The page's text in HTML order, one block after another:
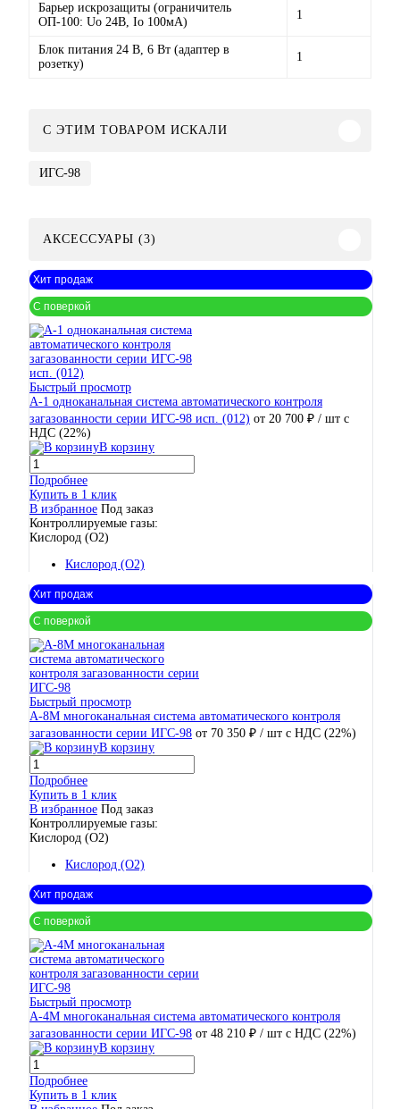
Барьер искрозащиты (ограничитель
ОП-100: Uo 24В, Io 100мА)
1
Блок питания 24 В, 6 Вт (адаптер в
розетку)
1
C ЭТИМ ТОВАРОМ ИСКАЛИ
ИГС-98
АКСЕССУАРЫ (3)
Хит продаж
С поверкой
Быстрый просмотр
А-1 одноканальная система автоматического контроля
загазованности серии ИГС-98 исп. (012) от 20 700 ₽ / шт с
НДС (22%)
В корзину
Подробнее
Купить в 1 клик
В избранное Под заказ
Контроллируемые газы:
Кислород (O2)
Кислород (O2)
Хит продаж
С поверкой
Быстрый просмотр
А-8М многоканальная система автоматического контроля
загазованности серии ИГС-98 от 70 350 ₽ / шт с НДС (22%)
В корзину
Подробнее
Купить в 1 клик
В избранное Под заказ
Контроллируемые газы:
Кислород (O2)
Кислород (O2)
Хит продаж
С поверкой
Быстрый просмотр
А-4М многоканальная система автоматического контроля
загазованности серии ИГС-98 от 48 210 ₽ / шт с НДС (22%)
В корзину
Подробнее
Купить в 1 клик